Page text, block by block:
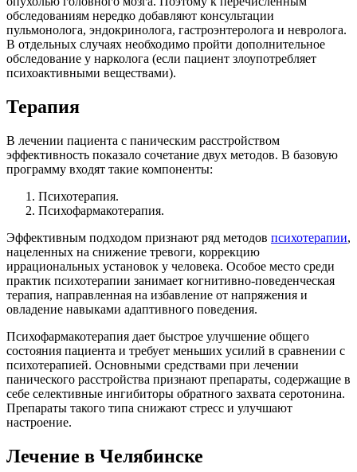
обследованиям нередко добавляют консультации
пульмонолога, эндокринолога, гастроэнтеролога и невролога.
В отдельных случаях необходимо пройти дополнительное
обследование у нарколога (если пациент злоупотребляет
психоактивными веществами).
Терапия
В лечении пациента с паническим расстройством
эффективность показало сочетание двух методов. В базовую
программу входят такие компоненты:
Психотерапия.
Психофармакотерапия.
Эффективным подходом признают ряд методов психотерапии,
нацеленных на снижение тревоги, коррекцию
иррациональных установок у человека. Особое место среди
практик психотерапии занимает когнитивно-поведенческая
терапия, направленная на избавление от напряжения и
овладение навыками адаптивного поведения.
Психофармакотерапия дает быстрое улучшение общего
состояния пациента и требует меньших усилий в сравнении с
психотерапией. Основными средствами при лечении
панического расстройства признают препараты, содержащие в
себе селективные ингибиторы обратного захвата серотонина.
Препараты такого типа снижают стресс и улучшают
настроение.
Лечение в Челябинске